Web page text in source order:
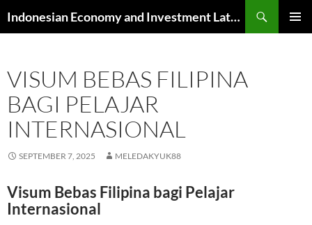
to
Indonesian Economy and Investment Latest News
VISUM BEBAS FILIPINA
BAGI PELAJAR
INTERNASIONAL
SEPTEMBER 7, 2025 MELEDAKYUK88
Visum Bebas Filipina bagi Pelajar
Internasional